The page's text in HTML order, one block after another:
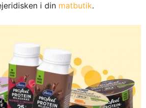
i din matbutik.